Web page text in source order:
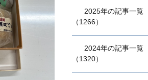
2025年の記事一覧
（1266）
2024年の記事一覧
（1320）